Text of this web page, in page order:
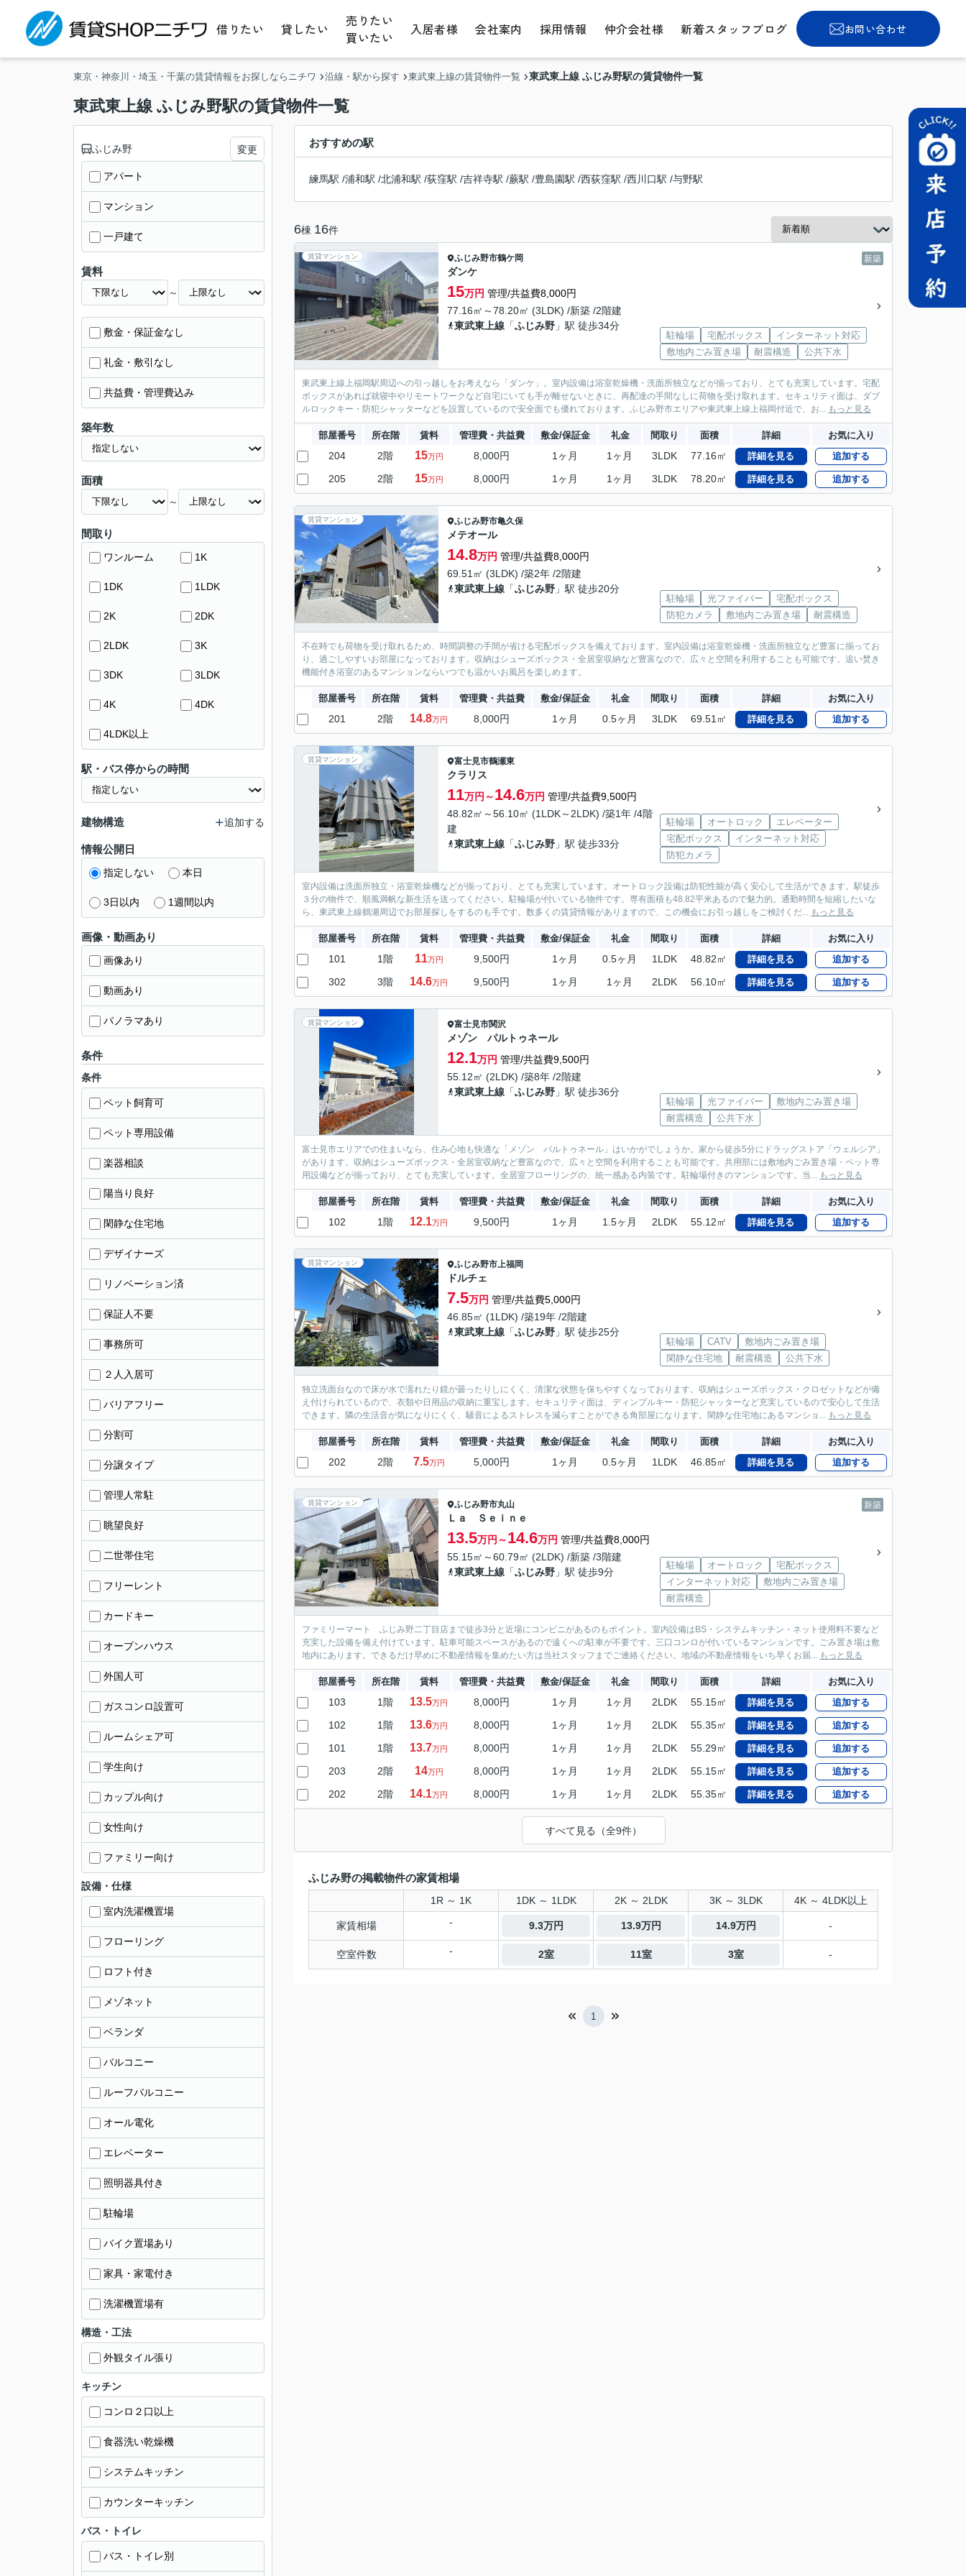
借りたい 貸したい
売りたい
買いたい
入居者様 会社案内 採用情報 仲介会社様 新着スタッフブログ お問い合わせ
東京・神奈川・埼玉・千葉の賃貸情報をお探しならニチワ 沿線・駅から探す 東武東上線の賃貸物件一覧 東武東上線 ふじみ野駅の賃貸物件一覧
東武東上線 ふじみ野駅の賃貸物件一覧
おすすめの駅
練馬駅 /浦和駅 /北浦和駅 /荻窪駅 /吉祥寺駅 /蕨駅 /豊島園駅 /西荻窪駅 /西川口駅 /与野駅
6棟 16件
賃貸マンション 新築
ふじみ野市鶴ケ岡
ダンケ
15万円 管理/共益費8,000円
77.16㎡～78.20㎡ (3LDK) /新築 /2階建
東武東上線 「ふじみ野 」駅 徒歩34分
駐輪場 宅配ボックス
インターネット対応
敷地内ごみ置き場
耐震構造 公共下水
東武東上線上福岡駅周辺への引っ越しをお考えなら「ダンケ」。室内設備は浴室乾燥機・洗面所独立などが揃っており、とても充実しています。宅配
ボックスがあれば就寝中やリモートワークなど自宅にいても手が離せないときに、再配達の手間なしに荷物を受け取れます。セキュリティ面は、ダブ
ルロックキー・防犯シャッターなどを設置しているので安全面でも優れております。ふじみ野市エリアや東武東上線上福岡付近で、お... もっと見る
部屋番号 所在階 賃料 管理費・共益費 敷金/保証金 礼金 間取り 面積 詳細 お気に入り
204 2階 15万円 8,000円 1ヶ月 1ヶ月 3LDK 77.16㎡ 詳細を見る 追加する
205 2階 15万円 8,000円 1ヶ月 1ヶ月 3LDK 78.20㎡ 詳細を見る 追加する
賃貸マンション ふじみ野市亀久保
メテオール
14.8万円 管理/共益費8,000円
69.51㎡ (3LDK) /築2年 /2階建
東武東上線 「ふじみ野 」駅 徒歩20分
駐輪場 光ファイバー
宅配ボックス
防犯カメラ
敷地内ごみ置き場 耐震構造
不在時でも荷物を受け取れるため、時間調整の手間が省ける宅配ボックスを備えております。室内設備は浴室乾燥機・洗面所独立など豊富に揃ってお
り、過ごしやすいお部屋になっております。収納はシューズボックス・全居室収納など豊富なので、広々と空間を利用することも可能です。追い焚き
機能付き浴室のあるマンションならいつでも温かいお風呂を楽しめます。
部屋番号 所在階 賃料 管理費・共益費 敷金/保証金 礼金 間取り 面積 詳細 お気に入り
201 2階 14.8万円 8,000円 1ヶ月 0.5ヶ月 3LDK 69.51㎡ 詳細を見る 追加する
賃貸マンション 富士見市鶴瀬東
クラリス
11万円～14.6万円 管理/共益費9,500円
48.82㎡～56.10㎡ (1LDK～2LDK) /築1年 /4階
建
東武東上線 「ふじみ野 」駅 徒歩33分
駐輪場 オートロック
エレベーター
宅配ボックス
インターネット対応
防犯カメラ
室内設備は洗面所独立・浴室乾燥機などが揃っており、とても充実しています。オートロック設備は防犯性能が高く安心して生活ができます。駅徒歩
３分の物件で、順風満帆な新生活を送ってください。駐輪場が付いている物件です。専有面積も48.82平米あるので魅力的。通勤時間を短縮したいな
ら、東武東上線鶴瀬周辺でお部屋探しをするのも手です。数多くの賃貸情報がありますので、この機会にお引っ越しをご検討くだ... もっと見る
部屋番号 所在階 賃料 管理費・共益費 敷金/保証金 礼金 間取り 面積 詳細 お気に入り
101 1階 11万円 9,500円 1ヶ月 0.5ヶ月 1LDK 48.82㎡ 詳細を見る 追加する
302 3階 14.6万円 9,500円 1ヶ月 1ヶ月 2LDK 56.10㎡ 詳細を見る 追加する
賃貸マンション 富士見市関沢
メゾン パルトゥネール
12.1万円 管理/共益費9,500円
55.12㎡ (2LDK) /築8年 /2階建
東武東上線 「ふじみ野 」駅 徒歩36分
駐輪場 光ファイバー
敷地内ごみ置き場
耐震構造
公共下水
富士見市エリアでの住まいなら、住み心地も快適な「メゾン パルトゥネール」はいかがでしょうか。家から徒歩5分にドラッグストア「ウェルシア」
があります。収納はシューズボックス・全居室収納など豊富なので、広々と空間を利用することも可能です。共用部には敷地内ごみ置き場・ペット専
用設備などが揃っており、とても充実しています。全居室フローリングの、統一感ある内装です。駐輪場付きのマンションです。当... もっと見る
部屋番号 所在階 賃料 管理費・共益費 敷金/保証金 礼金 間取り 面積 詳細 お気に入り
102 1階 12.1万円 9,500円 1ヶ月 1.5ヶ月 2LDK 55.12㎡ 詳細を見る 追加する
賃貸マンション ふじみ野市上福岡
ドルチェ
7.5万円 管理/共益費5,000円
46.85㎡ (1LDK) /築19年 /2階建
東武東上線 「ふじみ野 」駅 徒歩25分
駐輪場 CATV
敷地内ごみ置き場
閑静な住宅地
耐震構造 公共下水
独立洗面台なので床が水で濡れたり鏡が曇ったりしにくく、清潔な状態を保ちやすくなっております。収納はシューズボックス・クロゼットなどが備
え付けられているので、衣類や日用品の収納に重宝します。セキュリティ面は、ディンプルキー・防犯シャッターなど充実しているので安心して生活
できます。隣の生活音が気になりにくく、騒音によるストレスを減らすことができる角部屋になります。閑静な住宅地にあるマンショ... もっと見る
部屋番号 所在階 賃料 管理費・共益費 敷金/保証金 礼金 間取り 面積 詳細 お気に入り
202 2階 7.5万円 5,000円 1ヶ月 0.5ヶ月 1LDK 46.85㎡ 詳細を見る 追加する
賃貸マンション 新築
ふじみ野市丸山
Ｌａ Ｓｅｉｎｅ
13.5万円～14.6万円 管理/共益費8,000円
55.15㎡～60.79㎡ (2LDK) /新築 /3階建
東武東上線 「ふじみ野 」駅 徒歩9分
駐輪場 オートロック
宅配ボックス
インターネット対応
敷地内ごみ置き場
耐震構造
ファミリーマート ふじみ野二丁目店まで徒歩3分と近場にコンビニがあるのもポイント。室内設備はBS・システムキッチン・ネット使用料不要など
充実した設備を備え付けています。駐車可能スペースがあるので遠くへの駐車が不要です。三口コンロが付いているマンションです。ごみ置き場は敷
地内にあります。できるだけ早めに不動産情報を集めたい方は当社スタッフまでご連絡ください。地域の不動産情報をいち早くお届... もっと見る
部屋番号 所在階 賃料 管理費・共益費 敷金/保証金 礼金 間取り 面積 詳細 お気に入り
103 1階 13.5万円 8,000円 1ヶ月 1ヶ月 2LDK 55.15㎡ 詳細を見る 追加する
102 1階 13.6万円 8,000円 1ヶ月 1ヶ月 2LDK 55.35㎡ 詳細を見る 追加する
101 1階 13.7万円 8,000円 1ヶ月 1ヶ月 2LDK 55.29㎡ 詳細を見る 追加する
203 2階 14万円 8,000円 1ヶ月 1ヶ月 2LDK 55.15㎡ 詳細を見る 追加する
202 2階 14.1万円 8,000円 1ヶ月 1ヶ月 2LDK 55.35㎡ 詳細を見る 追加する
すべて見る（全9件）
ふじみ野の掲載物件の家賃相場
1R ～ 1K 1DK ～ 1LDK 2K ～ 2LDK 3K ～ 3LDK 4K ～ 4LDK以上
家賃相場 - 9.3万円 13.9万円 14.9万円 -
空室件数 - 2室 11室 3室 -
1
ふじみ野 変更
アパート
マンション
一戸建て
賃料
～
敷金・保証金なし
礼金・敷引なし
共益費・管理費込み
築年数
面積
～
間取り
ワンルーム 1K
1DK 1LDK
2K 2DK
2LDK 3K
3DK 3LDK
4K 4DK
4LDK以上
駅・バス停からの時間
建物構造 追加する
情報公開日
指定しない 本日
3日以内 1週間以内
画像・動画あり
画像あり
動画あり
パノラマあり
条件
条件
ペット飼育可
ペット専用設備
楽器相談
陽当り良好
閑静な住宅地
デザイナーズ
リノベーション済
保証人不要
事務所可
２人入居可
バリアフリー
分割可
分譲タイプ
管理人常駐
眺望良好
二世帯住宅
フリーレント
カードキー
オープンハウス
外国人可
ガスコンロ設置可
ルームシェア可
学生向け
カップル向け
女性向け
ファミリー向け
設備・仕様
室内洗濯機置場
フローリング
ロフト付き
メゾネット
ベランダ
バルコニー
ルーフバルコニー
オール電化
エレベーター
照明器具付き
駐輪場
バイク置場あり
家具・家電付き
洗濯機置場有
構造・工法
外観タイル張り
キッチン
コンロ２口以上
食器洗い乾燥機
システムキッチン
カウンターキッチン
バス・トイレ
バス・トイレ別